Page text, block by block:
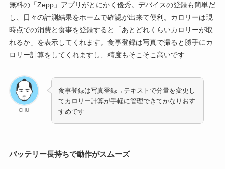
無料の「Zepp」アプリがとにかく優秀。デバイスの登録も簡単だ
し、日々の計測結果をホームで確認が出来て便利。カロリーは現
時点での消費と食事を登録すると「あとどれくらいカロリーが取
れるか」を表示してくれます。食事登録は写真で撮ると勝手にカ
ロリー計算をしてくれますし、精度もそこそこ高いです
CHU
食事登録は写真登録→テキストで分量を変更し
てカロリー計算が手軽に管理できてかなりおす
すめです
バッテリー長持ちで動作がスムーズ